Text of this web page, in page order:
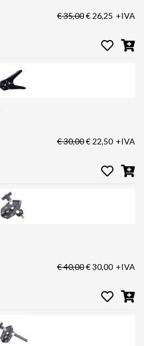
€ 35,00€ 26,25 +IVA
€ 30,00€ 22,50 +IVA
€ 40,00€ 30,00 +IVA